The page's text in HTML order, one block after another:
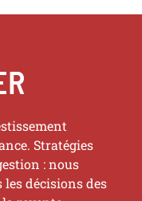
Stratégies
: nous
décisions des